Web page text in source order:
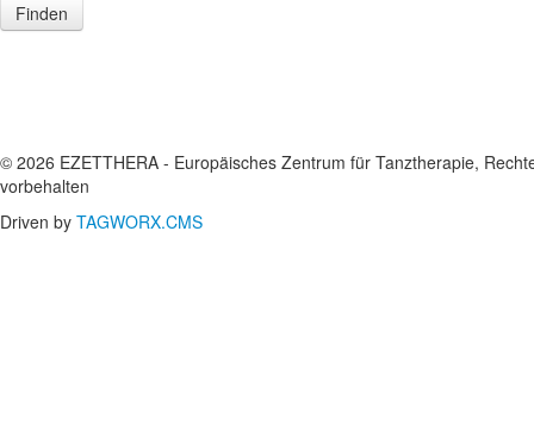
Finden
© 2026 EZETTHERA - Europäisches Zentrum für Tanztherapie,
vorbehalten
Driven by TAGWORX.CMS